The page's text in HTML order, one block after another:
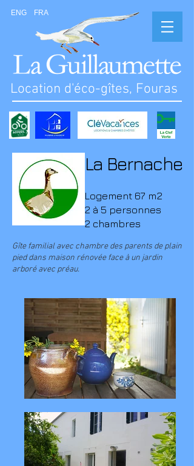
ENG FRA
Location d'éco-gîtes, Fouras
La Bernache
Logement 67 m2
2 à 5 personnes
2 chambres
Gîte familial avec chambre des parents de plain
pied dans maison rénovée face à un jardin
arboré avec préau.